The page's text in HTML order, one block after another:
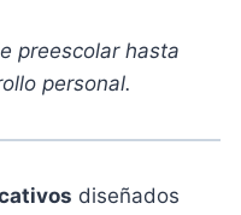
preescolar hasta
personal.
diseñados